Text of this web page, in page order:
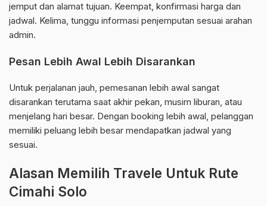
jemput dan alamat tujuan. Keempat, konfirmasi harga dan
jadwal. Kelima, tunggu informasi penjemputan sesuai arahan
admin.
Pesan Lebih Awal Lebih Disarankan
Untuk perjalanan jauh, pemesanan lebih awal sangat
disarankan terutama saat akhir pekan, musim liburan, atau
menjelang hari besar. Dengan booking lebih awal, pelanggan
memiliki peluang lebih besar mendapatkan jadwal yang
sesuai.
Alasan Memilih Travele Untuk Rute
Cimahi Solo